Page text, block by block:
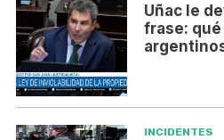
Uñac le
frase:
INCIDENTES